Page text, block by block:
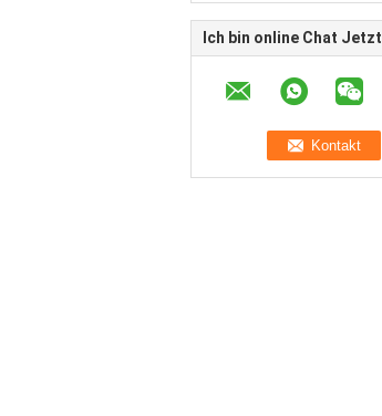
Ich bin online Chat Jetzt